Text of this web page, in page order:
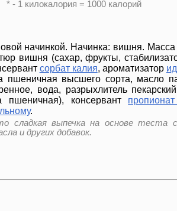
* - 1 килокалория = 1000 калорий
начинкой. Начинка: вишня. Масса
вишня (сахар, фрукты,
сорбат калия, ароматизатор
пшеничная высшего сорта, масло
вода, разрыхлитель
пшеничная), консервант
.
сладкая выпечка на основе теста
и других добавок.